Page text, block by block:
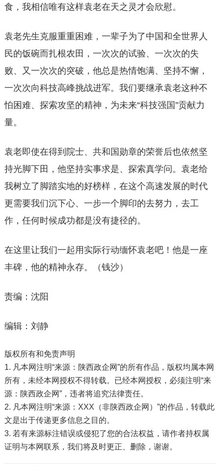
食，我相信唯有这样袁老在天之灵才会欣慰。
袁老先生克服重重困难，一辈子为了中国和全世界人
民的饭碗而扎根农田，一次次的试验、一次次的失
败、又一次次的突破，他总是热情饱满、坚持不懈，
一次次向科技高峰挑战进军。我们要继承袁老这种不
怕困难、探索攻坚的精神，为未来“科技强国”贡献力
量。
袁老即使在得到院士、共和国勋章的荣誉后也依然坚
持光脚下田，他坚持实事求是、探索真学问。袁老给
我树立了脚踏实地的好榜样，在这个高速发展的时代
更需要我们沉下心、一步一个脚印的去努力，去工
作，任何时候成功都是没有捷径的。
在这里让我们一起用实际行动缅怀袁老吧！他是一座
丰碑，他的精神永存。（钱沙）
责编：沈阳
编辑：刘静
版权所有和免责声明
1. 凡本网注明“来源：陕西政企网”的所有作品，版权均属本网
所有，未经本网授权不得转载。已经本网授权，必须注明“来
源：陕西政企网”，违者将追究法律责任。
2. 凡本网注明“来源：XXX（非陕西政企网）”的作品，转载此
文是出于传递更多信息之目的。
3. 若有来源标注错误或侵犯了您的合法权益，请作者持权属
证明与本网联系，我们将及时更正、删除，谢谢。